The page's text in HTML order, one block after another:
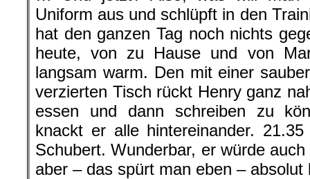
Uniform aus und schlüpft in den
hat den ganzen Tag noch nichts
heute, von zu Hause und von
langsam warm. Den mit einer
verzierten Tisch rückt Henry ganz
essen und dann schreiben zu
knackt er alle hintereinander.
Schubert. Wunderbar, er würde
aber – das spürt man eben – absolut